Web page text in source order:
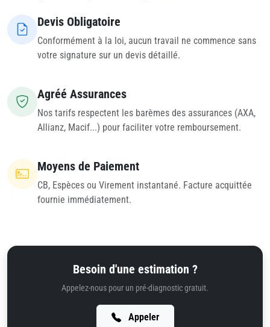
Devis Obligatoire
Conformément à la loi, aucun travail ne commence sans
votre signature sur un devis détaillé.
Agréé Assurances
Nos tarifs respectent les barèmes des assurances (AXA,
Allianz, Macif...) pour faciliter votre remboursement.
Moyens de Paiement
CB, Espèces ou Virement instantané. Facture acquittée
fournie immédiatement.
Besoin d'une estimation ?
Appelez-nous pour un pré-diagnostic gratuit.
Appeler